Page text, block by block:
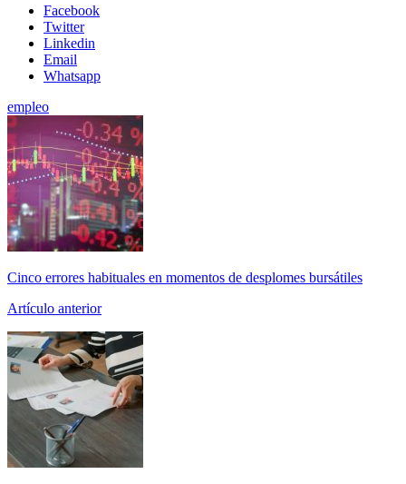
Facebook
Twitter
Linkedin
Email
Whatsapp
empleo
Cinco errores habituales en momentos de desplomes bursátiles
Artículo anterior